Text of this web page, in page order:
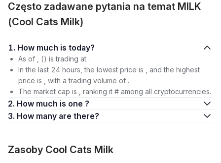
Często zadawane pytania na temat MILK
(Cool Cats Milk)
1. How much is today?
As of , () is trading at .
In the last 24 hours, the lowest price is , and the highest
price is , with a trading volume of .
The market cap is , ranking it # among all cryptocurrencies.
2. How much is one ?
3. How many are there?
Zasoby Cool Cats Milk